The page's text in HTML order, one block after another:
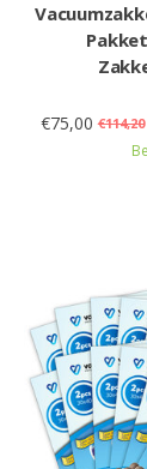
€75,00 €114,20